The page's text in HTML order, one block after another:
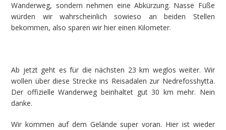
Wanderweg, sondern nehmen eine Abkürzung. Nasse Füße
würden wir wahrscheinlich sowieso an beiden Stellen
bekommen, also sparen wir hier einen Kilometer.
Ab jetzt geht es für die nächsten 23 km weglos weiter. Wir
wollen über diese Strecke ins Reisadalen zur Nedrefosshytta.
Der offizielle Wanderweg beinhaltet gut 30 km mehr. Nein
danke.
Wir kommen auf dem Gelände super voran. Hier ist wieder